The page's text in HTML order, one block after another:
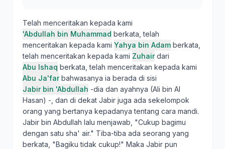
Telah menceritakan kepada kami
'Abdullah bin Muhammad berkata, telah
menceritakan kepada kami Yahya bin Adam berkata,
telah menceritakan kepada kami Zuhairdari
Abu Ishaq berkata, telah menceritakan kepada kami
Abu Ja'farbahwasanya ia berada di sisi
Jabir bin 'Abdullah -dia dan ayahnya (Ali bin Al
Hasan) -, dan di dekat Jabir juga ada sekelompok
orang yang bertanya kepadanya tentang cara mandi.
Jabir bin Abdullah lalu menjawab, "Cukup bagimu
dengan satu sha' air." Tiba-tiba ada seorang yang
berkata, "Bagiku tidak cukup!" Maka Jabir pun